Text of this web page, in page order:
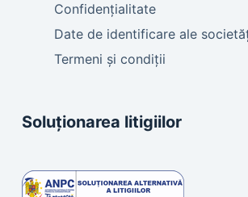
Confidențialitate
Date de identificare ale
Termeni și condiții
Soluționarea litigiilor